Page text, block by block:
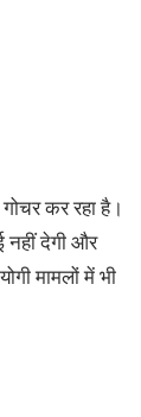
कर रहा है।
नहीं देगी और
मामलों में भी